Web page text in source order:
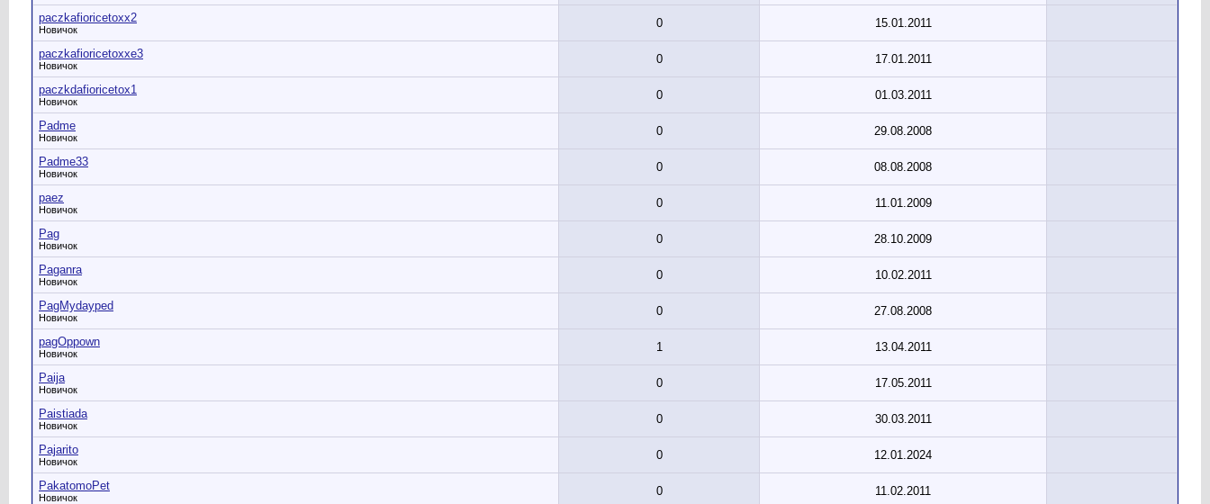
paczkafioricetoxx2
Новичок 0 15.01.2011
paczkafioricetoxxe3
Новичок 0 17.01.2011
paczkdafioricetox1
Новичок 0 01.03.2011
Padme
Новичок 0 29.08.2008
Padme33
Новичок 0 08.08.2008
paez
Новичок 0 11.01.2009
Pag
Новичок 0 28.10.2009
Paganra
Новичок 0 10.02.2011
PagMydayped
Новичок 0 27.08.2008
pagOppown
Новичок 1 13.04.2011
Paija
Новичок 0 17.05.2011
Paistiada
Новичок 0 30.03.2011
Pajarito
Новичок 0 12.01.2024
PakatomoPet
Новичок 0 11.02.2011